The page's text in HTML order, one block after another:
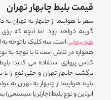
قیمت بلیط چابهار تهران
سفر با هواپیما از چابهار به تهران
گزینه خواهد بود. اما آنچه که
هواپیماییاست. سه کلیک با توجه به
همواره در تلاش است تا با توجه به
کلاس پروازی استفاده می کنید؛
برگشت چابهار تهران و حتی نوع را
بلیط هواپیما از چابهار به تهران به
ایرلاین و نوع بلیط (چارتر یا سیستمی)